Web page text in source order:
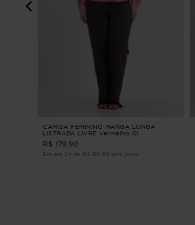
CAMISA FEMININO MANGA LONGA
LISTRADA LIVRE Vermelho G1
R$ 179,90
Em até 2x de R$ 89,95 sem juros